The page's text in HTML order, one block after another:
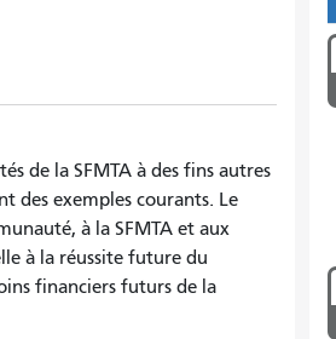
de la SFMTA à des fins autres
des exemples courants. Le
à la SFMTA et aux
à la réussite future du
financiers futurs de la